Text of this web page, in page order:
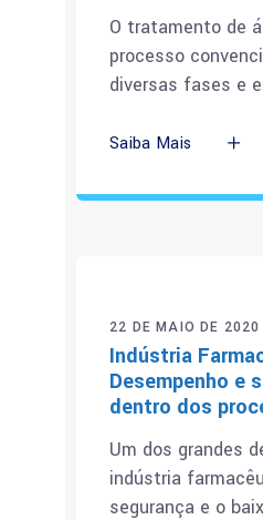
O tratamento de
processo
diversas fases e
Saiba Mais
22 DE MAIO DE 2020
Indústria
Desempenho e
dentro dos
Um dos grandes
indústria
segurança e o